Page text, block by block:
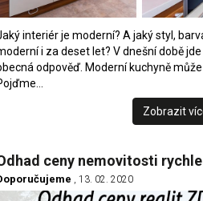
interiér je moderní? A jaký styl,
i za deset let? V dnešní době
odpověď. Moderní kuchyně
Zobrazit
ceny nemovitosti
, 13. 02. 2020